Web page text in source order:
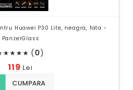
Huawei P30 Lite, neagra, fata -
PanzerGlass
★★★★ (0)
119Lei
CUMPARA